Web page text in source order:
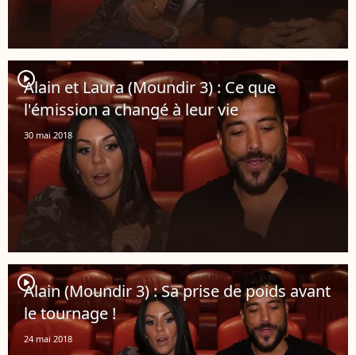
player2
Alain et Laura (Moundir 3) : Ce que
l'émission a changé à leur vie
30 mai 2018
player2
Alain (Moundir 3) : Sa prise de poids avant
le tournage !
24 mai 2018